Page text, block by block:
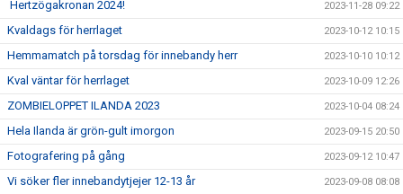
Hertzögakronan 2024! 2023-11-28 09:22
Kvaldags för herrlaget 2023-10-12 10:15
Hemmamatch på torsdag för innebandy herr 2023-10-10 10:12
Kval väntar för herrlaget 2023-10-09 12:26
ZOMBIELOPPET ILANDA 2023 2023-10-04 08:24
Hela Ilanda är grön-gult imorgon 2023-09-15 20:50
Fotografering på gång 2023-09-12 10:47
Vi söker fler innebandytjejer 12-13 år 2023-09-08 08:08